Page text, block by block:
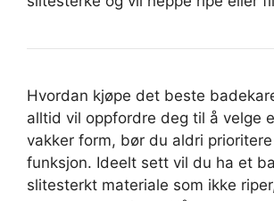
Hvordan kjøpe det beste
alltid vil oppfordre deg til å velge
vakker form, bør du aldri
funksjon. Ideelt sett vil du ha et
slitesterkt materiale som ikke